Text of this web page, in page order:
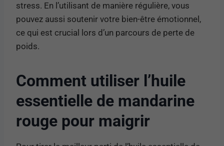
stress. En l’utilisant de manière régulière, vous
pouvez aussi soutenir votre bien-être émotionnel,
ce qui est crucial lors d’un parcours de perte de
poids.
Comment utiliser l’huile
essentielle de mandarine
rouge pour maigrir